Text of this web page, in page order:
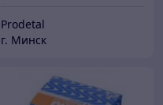
Prodetal
г. Минск